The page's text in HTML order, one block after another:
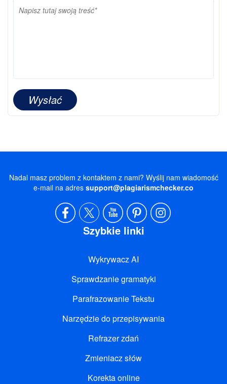
Wysłać
Nadal masz problem z kontaktem z nami? Wyślij nam wiadomość
e-mail na adres support@plagiarismchecker.co
Szybkie linki
Wykrywacz AI
Sprawdzanie gramatyki
Parafrazowanie Tekstu
Narzędzie do przepisywania
Refrazer zdań
Zmieniacz słów
Korekta online